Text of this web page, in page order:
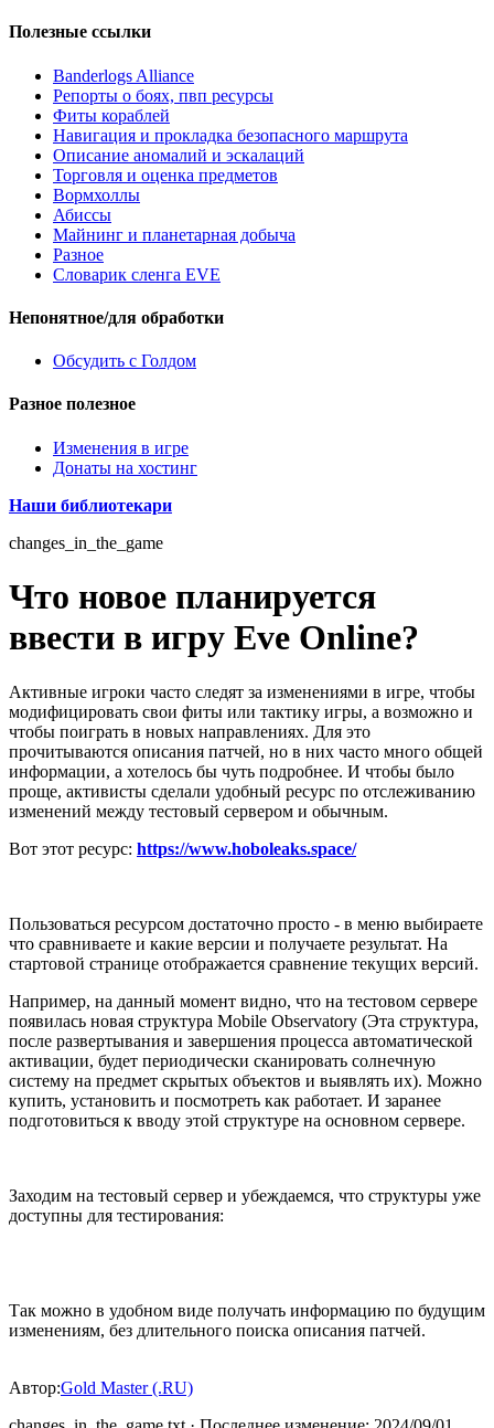
Полезные ссылки
Banderlogs Alliance
Репорты о боях, пвп ресурсы
Фиты кораблей
Навигация и прокладка безопасного маршрута
Описание аномалий и эскалаций
Торговля и оценка предметов
Вормхоллы
Абиссы
Майнинг и планетарная добыча
Разное
Словарик сленга EVE
Непонятное/для обработки
Обсудить с Голдом
Разное полезное
Изменения в игре
Донаты на хостинг
Наши библиотекари
changes_in_the_game
Что новое планируется
ввести в игру Eve Online?
Активные игроки часто следят за изменениями в игре, чтобы
модифицировать свои фиты или тактику игры, а возможно и
чтобы поиграть в новых направлениях. Для это
прочитываются описания патчей, но в них часто много общей
информации, а хотелось бы чуть подробнее. И чтобы было
проще, активисты сделали удобный ресурс по отслеживанию
изменений между тестовый сервером и обычным.
Вот этот ресурс: https://www.hoboleaks.space/
Пользоваться ресурсом достаточно просто - в меню выбираете
что сравниваете и какие версии и получаете результат. На
стартовой странице отображается сравнение текущих версий.
Например, на данный момент видно, что на тестовом сервере
появилась новая структура Mobile Observatory (Эта структура,
после развертывания и завершения процесса автоматической
активации, будет периодически сканировать солнечную
систему на предмет скрытых объектов и выявлять их). Можно
купить, установить и посмотреть как работает. И заранее
подготовиться к вводу этой структуре на основном сервере.
Заходим на тестовый сервер и убеждаемся, что структуры уже
доступны для тестирования:
Так можно в удобном виде получать информацию по будущим
изменениям, без длительного поиска описания патчей.
Автор:Gold Master (.RU)